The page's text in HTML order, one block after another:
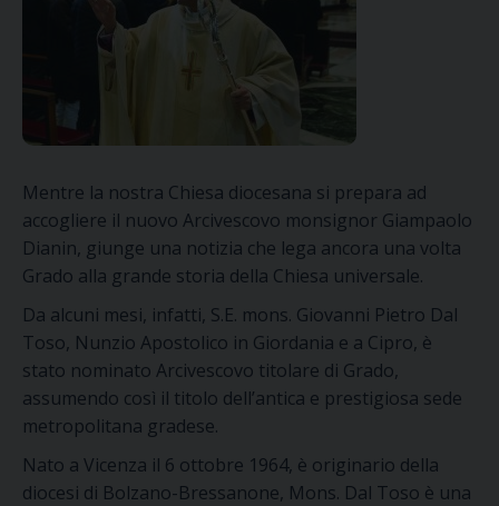
Mentre la nostra Chiesa diocesana si prepara ad
accogliere il nuovo Arcivescovo monsignor Giampaolo
Dianin, giunge una notizia che lega ancora una volta
Grado alla grande storia della Chiesa universale.
Da alcuni mesi, infatti, S.E. mons. Giovanni Pietro Dal
Toso, Nunzio Apostolico in Giordania e a Cipro, è
stato nominato Arcivescovo titolare di Grado,
assumendo così il titolo dell’antica e prestigiosa sede
metropolitana gradese.
Nato a Vicenza il 6 ottobre 1964, è originario della
diocesi di Bolzano-Bressanone, Mons. Dal Toso è una